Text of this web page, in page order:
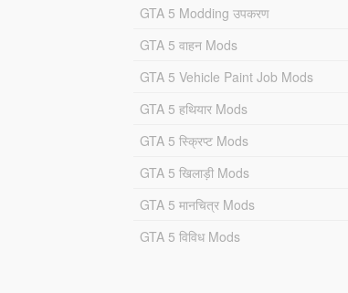
GTA 5 Modding उपकरण
GTA 5 वाहन Mods
GTA 5 Vehicle Paint Job Mods
GTA 5 हथियार Mods
GTA 5 स्क्रिप्ट Mods
GTA 5 खिलाड़ी Mods
GTA 5 मानचित्र Mods
GTA 5 विविध Mods